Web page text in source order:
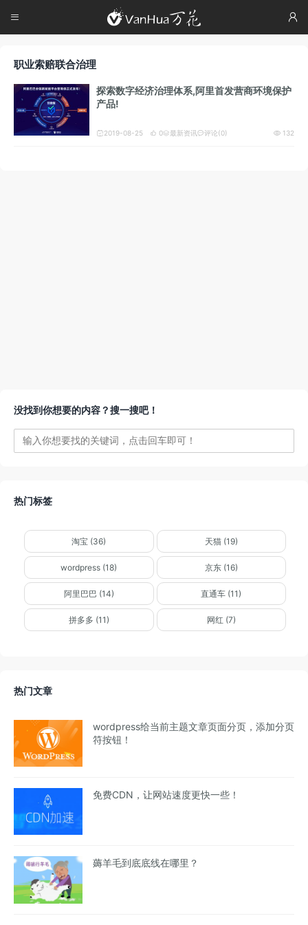

 
职业索赔联合治理
探索数字经济治理体系,阿里首发营商环境保护
产品!
 2019-08-25  0  132
最新资讯评论(0)
没找到你想要的内容？搜一搜吧！
热门标签
淘宝 (36) 天猫 (19)
wordpress (18) 京东 (16)
阿里巴巴 (14) 直通车 (11)
拼多多 (11) 网红 (7)
热门文章
wordpress给当前主题文章页面分页，添加分页
符按钮！
免费CDN，让网站速度更快一些！
薅羊毛到底底线在哪里？